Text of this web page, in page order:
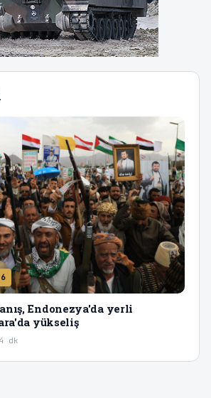
Endonezya'da yerli
yükseliş
dk